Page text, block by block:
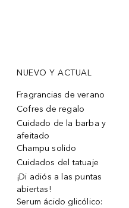
NUEVO Y ACTUAL
Fragrancias de verano
Cofres de regalo
Cuidado de la barba y
afeitado
Champu solido
Cuidados del tatuaje
¡Di adiós a las puntas
abiertas!
Serum ácido glicólico: